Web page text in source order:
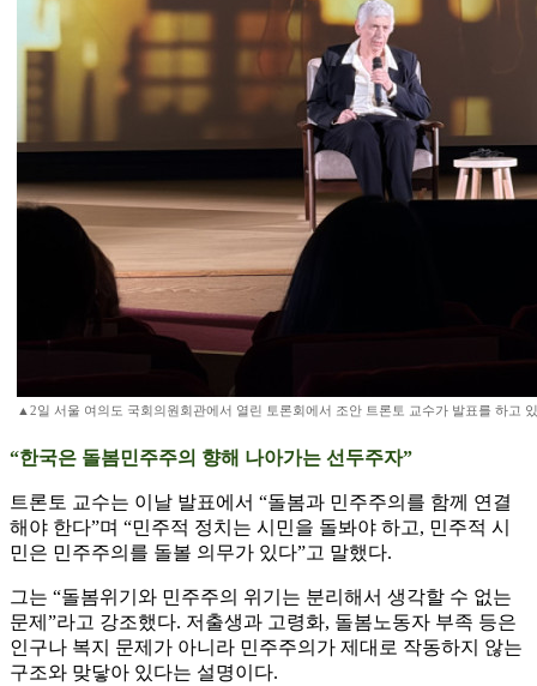
▲2일 서울 여의도 국회의원회관에서 열린 토론회에서 조안 트론토 교수가 발표를 하고
“한국은 돌봄민주주의 향해 나아가는 선두주자”
트론토 교수는 이날 발표에서 “돌봄과 민주주의를 함께 연결
해야 한다”며 “민주적 정치는 시민을 돌봐야 하고, 민주적 시
민은 민주주의를 돌볼 의무가 있다”고 말했다.
그는 “돌봄위기와 민주주의 위기는 분리해서 생각할 수 없는
문제”라고 강조했다. 저출생과 고령화, 돌봄노동자 부족 등은
인구나 복지 문제가 아니라 민주주의가 제대로 작동하지 않는
구조와 맞닿아 있다는 설명이다.